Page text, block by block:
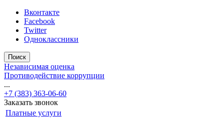
Вконтакте
Facebook
Twitter
Одноклассники
Поиск
Независимая оценка
Противодействие коррупции
...
+7 (383) 363-06-60
Заказать звонок
Платные услуги